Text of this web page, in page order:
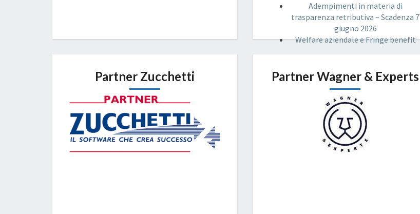
Partner Zucchetti
Adempimenti in materia di
trasparenza retributiva – Scadenza 7
giugno 2026
Welfare aziendale e Fringe benefit
Partner Wagner & Experts